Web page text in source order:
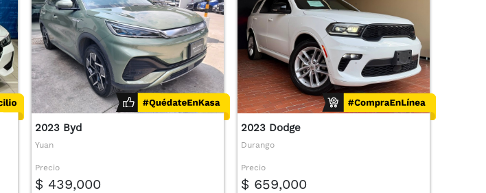
2023 Byd
Yuan
Precio
$ 439,000
2023 Dodge
Durango
Precio
$ 659,000